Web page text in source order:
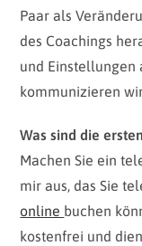
Paar als
des Coachings
und Einstellungen
kommunizieren
Was sind die
Machen Sie ein
mir aus, das Sie
online buchen
kostenfrei und